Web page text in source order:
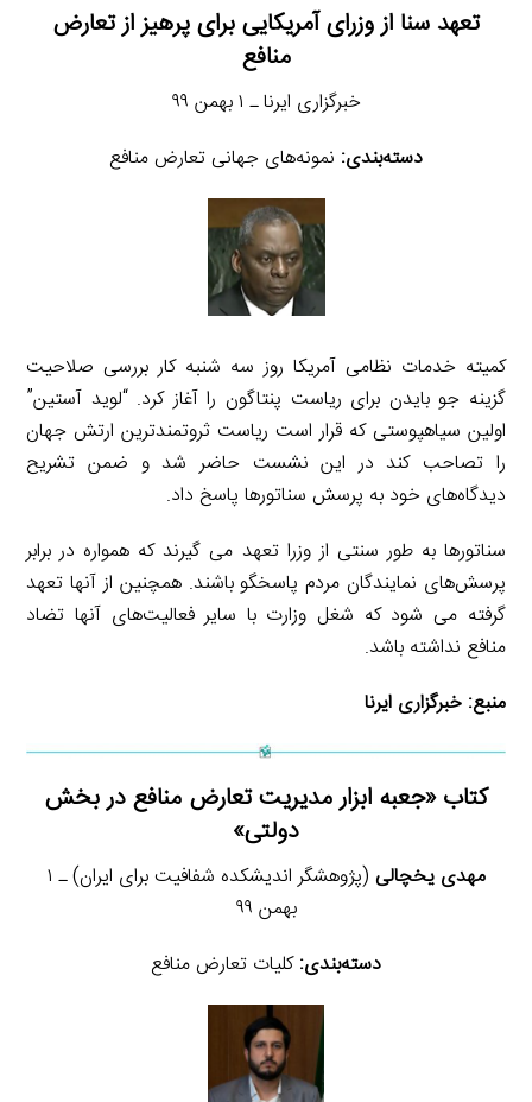
تعهد سنا از وزرای آمریکایی برای پرهیز از تعارض
منافع
خبرگزاری ایرنا ـ ۱ بهمن ۹۹
دسته‌بندی: نمونه‌های جهانی تعارض منافع
کمیته خدمات نظامی آمریکا روز سه شنبه کار بررسی صلاحیت
گزینه جو بایدن برای ریاست پنتاگون را آغاز کرد. “لوید آستین”
اولین سیاهپوستی که قرار است ریاست ثروتمندترین ارتش جهان
را تصاحب کند در این نشست حاضر شد و ضمن تشریح
دیدگاه‌های خود به پرسش سناتورها پاسخ داد.
سناتورها به طور سنتی از وزرا تعهد می گیرند که همواره در برابر
پرسش‌های نمایندگان مردم پاسخگو باشند. همچنین از آنها تعهد
گرفته می شود که شغل وزارت با سایر فعالیت‌های آنها تضاد
منافع نداشته باشد.
منبع: خبرگزاری ایرنا
کتاب «جعبه ابزار مدیریت تعارض منافع در بخش
دولتی»
مهدی یخچالی
(پژوهشگر اندیشکده شفافیت برای ایران) ـ ۱
بهمن ۹۹
دسته‌بندی:کلیات تعارض منافع